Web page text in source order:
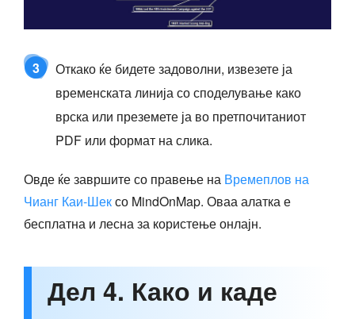
3
Откако ќе бидете задоволни, извезете ја
временската линија со споделување како
врска или преземете ја во претпочитаниот
PDF или формат на слика.
Овде ќе завршите со правење на Времеплов на
Чианг Каи-Шексо MindOnMap. Оваа алатка е
бесплатна и лесна за користење онлајн.
Дел 4. Како и каде